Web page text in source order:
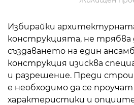
Избирайки
конструкцията, не трябва
създаването на един
конструкция изисква
и разрешение. Преди
е необходимо да се
характеристики и